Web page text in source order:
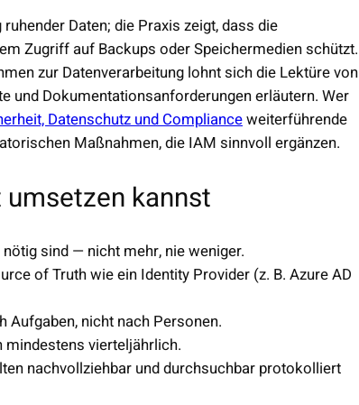
Daten; die Praxis zeigt, dass die
Zugriff auf Backups oder Speichermedien schützt.
zur Datenverarbeitung lohnt sich die Lektüre von
und Dokumentationsanforderungen erläutern. Wer
Datenschutz und Complianceweiterführende
Maßnahmen, die IAM sinnvoll ergänzen.
kannst
sind — nicht mehr, nie weniger.
of Truth wie ein Identity Provider (z. B. Azure AD
Aufgaben, nicht nach Personen.
mindestens vierteljährlich.
nachvollziehbar und durchsuchbar protokolliert